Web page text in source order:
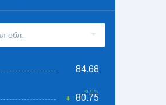
84.68
-0.71%
80.75